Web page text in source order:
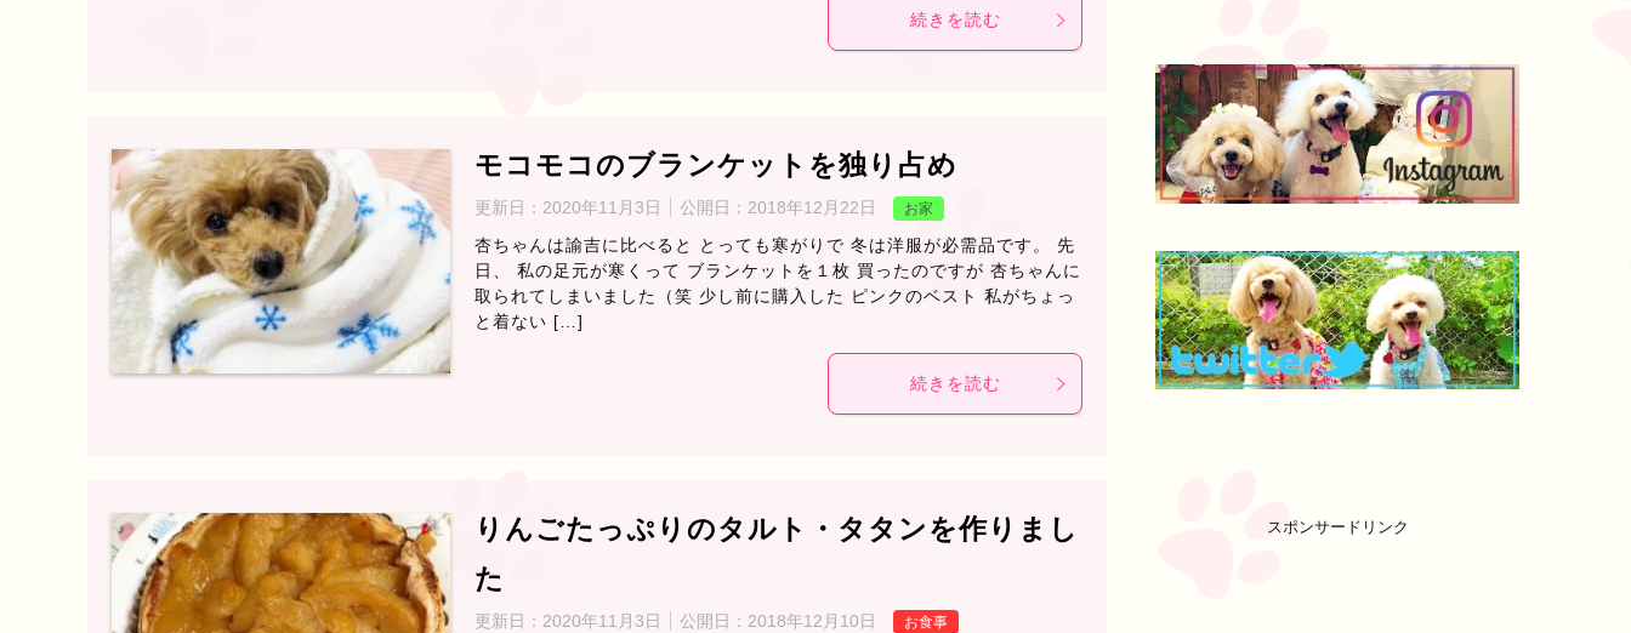
続きを読む
モコモコのブランケットを独り占め
更新日： 2020年11月3日 公開日： 2018年12月22日 お家
杏ちゃんは諭吉に比べると とっても寒がりで 冬は洋服が必需品です。 先
日、 私の足元が寒くって ブランケットを１枚 買ったのですが 杏ちゃんに
取られてしまいました（笑 少し前に購入した ピンクのベスト 私がちょっ
と着ない […]
続きを読む
りんごたっぷりのタルト・タタンを作りまし
た
更新日： 2020年11月3日 公開日： 2018年12月10日 お食事
スポンサードリンク